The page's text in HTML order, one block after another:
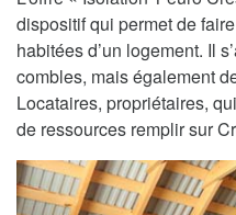
dispositif qui permet de
habitées d’un logement. Il
combles, mais également
Locataires, propriétaires,
de ressources remplir sur